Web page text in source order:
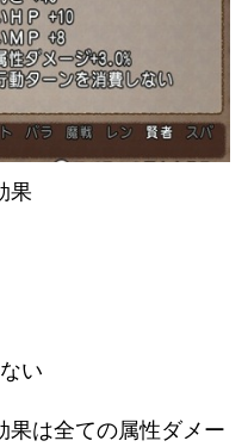
果
い
果は全ての属性ダメー